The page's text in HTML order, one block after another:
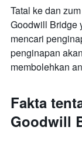
Tatal ke dan
Goodwill Bridge
mencari
penginapan
membolehkan
Fakta
Goodwill